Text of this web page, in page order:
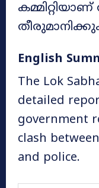
English
The Lok
detailed
government
clash
and police.